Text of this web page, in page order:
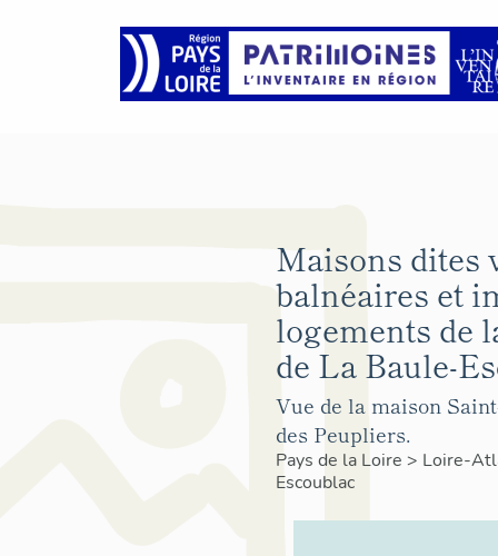
Maisons dites
balnéaires et
logements de
de La Baule-
Vue de la maison
des Peupliers.
Pays de la Loire > Loire-
Escoublac